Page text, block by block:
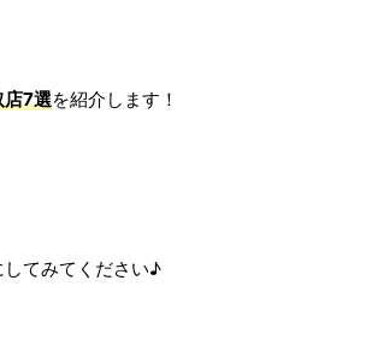
店7選を紹介します！
てみてください♪